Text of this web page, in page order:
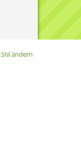
Stil ändern